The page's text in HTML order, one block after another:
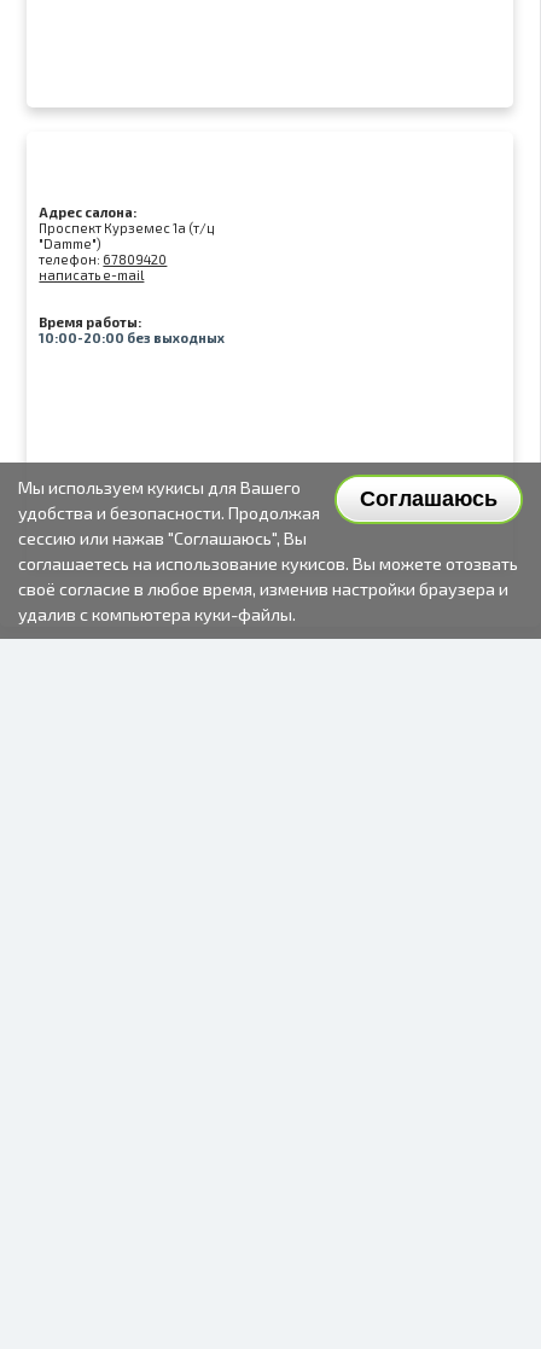
Адрес салона:
Проспект Курземес 1а (т/ц
"Damme")
телефон: 67809420
написать e-mail
Время работы:
10:00-20:00 без выходных
Соглашаюсь
Мы используем кукисы для Вашего
удобства и безопасности. Продолжая
сессию или нажав "Соглашаюсь", Вы
соглашаетесь на использование кукисов. Вы можете отозвать
своё согласие в любое время, изменив настройки браузера и
удалив с компьютера куки-файлы.